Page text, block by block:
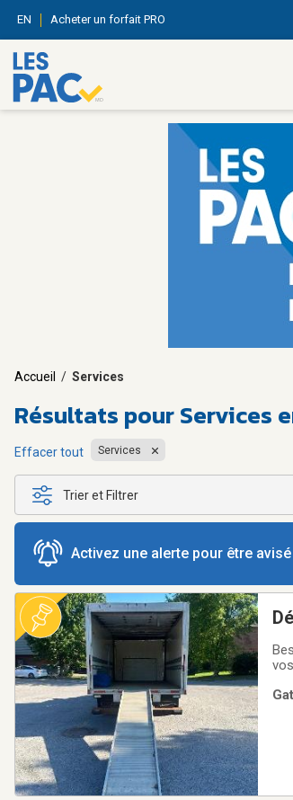
EN Acheter un forfait PRO
Accueil / Services
Résultats pourServices
Effacer tout Services
Trier et Filtrer
Activez une alerte pour être